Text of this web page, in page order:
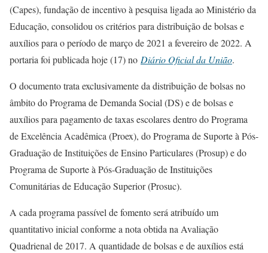
(Capes), fundação de incentivo à pesquisa ligada ao Ministério da
Educação, consolidou os critérios para distribuição de bolsas e
auxílios para o período de março de 2021 a fevereiro de 2022. A
portaria foi publicada hoje (17) no Diário Oficial da União.
O documento trata exclusivamente da distribuição de bolsas no
âmbito do Programa de Demanda Social (DS) e de bolsas e
auxílios para pagamento de taxas escolares dentro do Programa
de Excelência Acadêmica (Proex), do Programa de Suporte à Pós-
Graduação de Instituições de Ensino Particulares (Prosup) e do
Programa de Suporte à Pós-Graduação de Instituições
Comunitárias de Educação Superior (Prosuc).
A cada programa passível de fomento será atribuído um
quantitativo inicial conforme a nota obtida na Avaliação
Quadrienal de 2017. A quantidade de bolsas e de auxílios está